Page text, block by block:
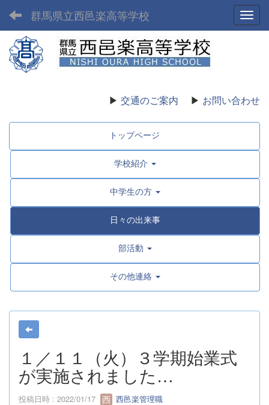
群馬県立西邑楽高等学校
▶ 交通のご案内 ▶ お問い合わせ
トップページ
学校紹介
中学生の方
日々の出来事
部活動
その他連絡
１／１１（火）３学期始業式
が実施されました…
投稿日時 : 2022/01/17 西邑楽管理職